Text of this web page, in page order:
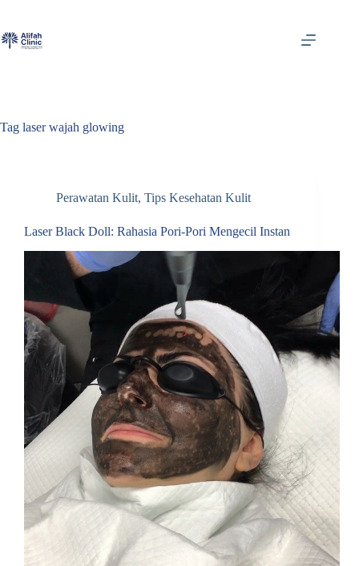
content
Tag laser wajah glowing
Perawatan Kulit, Tips Kesehatan Kulit
Laser Black Doll: Rahasia Pori-Pori Mengecil Instan